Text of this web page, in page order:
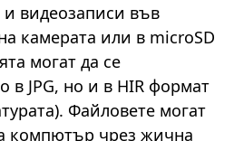
видеозаписи във
камерата или в microSD
могат да се
в JPG, но и в HIR формат
Файловете могат
компютър чрез жична